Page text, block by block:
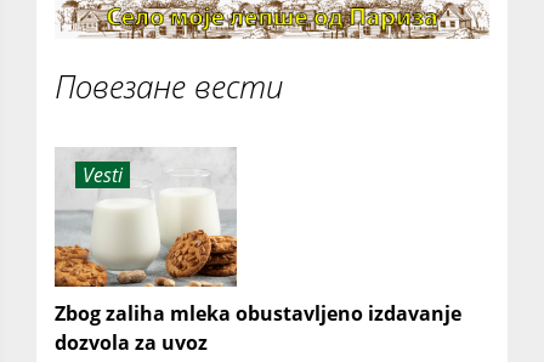
Повезане вести
Vesti
Zbog zaliha mleka obustavljeno izdavanje
dozvola za uvoz